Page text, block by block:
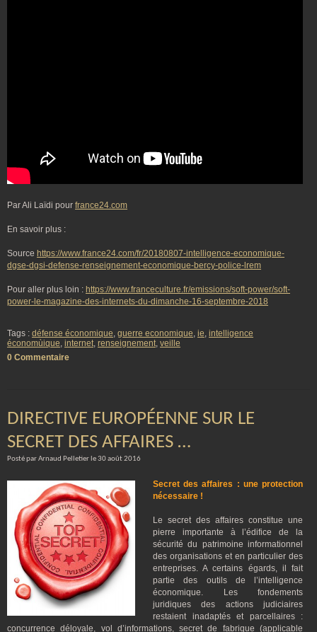
Par Ali Laïdi pour france24.com
En savoir plus :
Source https://www.france24.com/fr/20180807-intelligence-economique-
dgse-dgsi-defense-renseignement-economique-bercy-police-lrem
Pour aller plus loin : https://www.franceculture.fr/emissions/soft-power/soft-
power-le-magazine-des-internets-du-dimanche-16-septembre-2018
Tags : défense économique, guerre economique, ie, intelligence
économùique, internet, renseignement, veille
0 Commentaire
DIRECTIVE EUROPÉENNE SUR LE
SECRET DES AFFAIRES …
Posté par Arnaud Pelletier le 30 août 2016
Secret des affaires : une protection
nécessaire !
Le secret des affaires constitue une
pierre importante à l’édifice de la
sécurité du patrimoine informationnel
des organisations et en particulier des
entreprises. A certains égards, il fait
partie des outils de l’intelligence
économique. Les fondements
juridiques des actions judiciaires
restaient inadaptés et parcellaires :
concurrence déloyale, vol d’informations, secret de fabrique (applicable